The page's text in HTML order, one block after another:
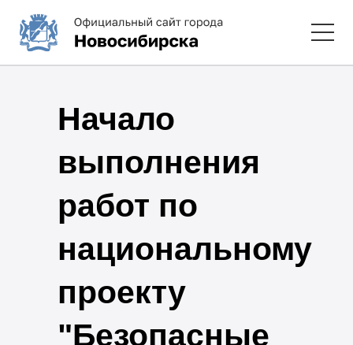
Начало
выполнения
работ по
национальному
проекту
"Безопасные